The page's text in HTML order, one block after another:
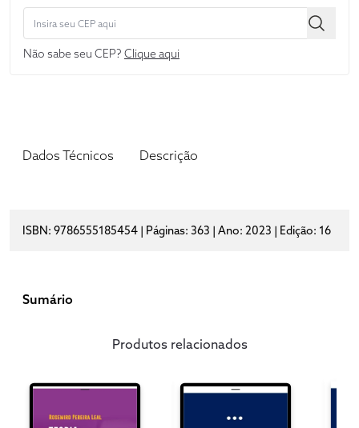
Não sabe seu CEP? Clique aqui
Dados Técnicos Descrição
ISBN: 9786555185454 | Páginas: 363 | Ano: 2023 | Edição: 16
Sumário
Produtos relacionados